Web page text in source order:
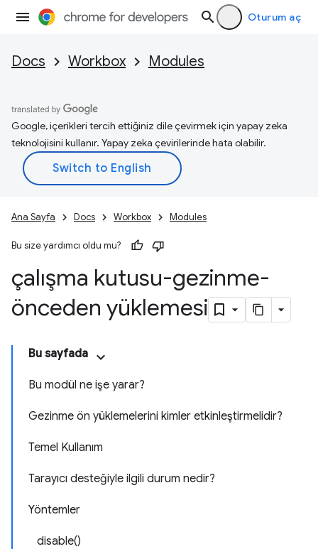
Oturum aç
Docs Workbox Modules
Google, içerikleri tercih ettiğiniz dile çevirmek için yapay zeka
teknolojisini kullanır. Yapay zeka çevirilerinde hata olabilir.
Ana Sayfa Docs Workbox Modules
Bu size yardımcı oldu mu?
çalışma kutusu-gezinme-
önceden yüklemesi
Bu sayfada
Bu modül ne işe yarar?
Gezinme ön yüklemelerini kimler etkinleştirmelidir?
Temel Kullanım
Tarayıcı desteğiyle ilgili durum nedir?
Yöntemler
disable()